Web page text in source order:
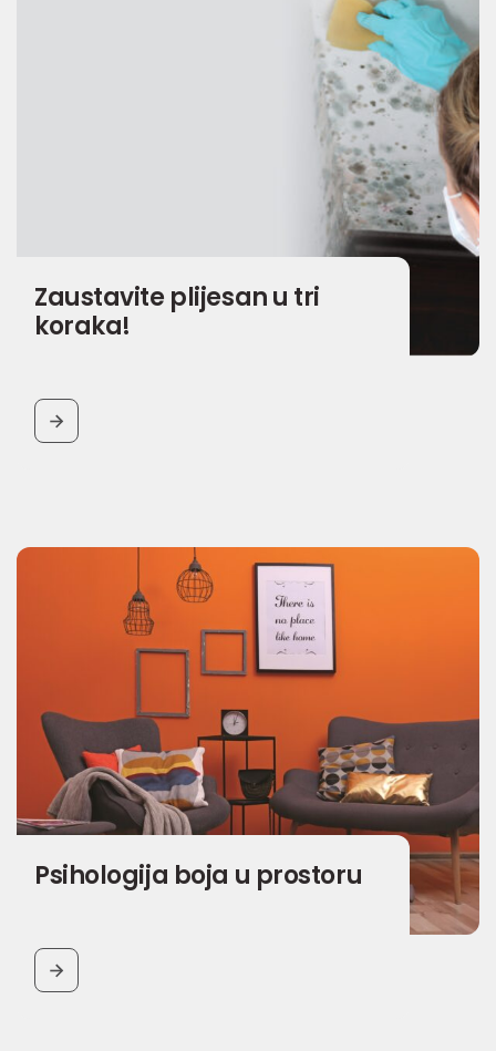
Zaustavite plijesan u tri
koraka!
BUTTON
Psihologija boja u prostoru
BUTTON